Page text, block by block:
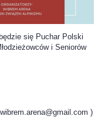
się Puchar Polski
i Seniorów
)